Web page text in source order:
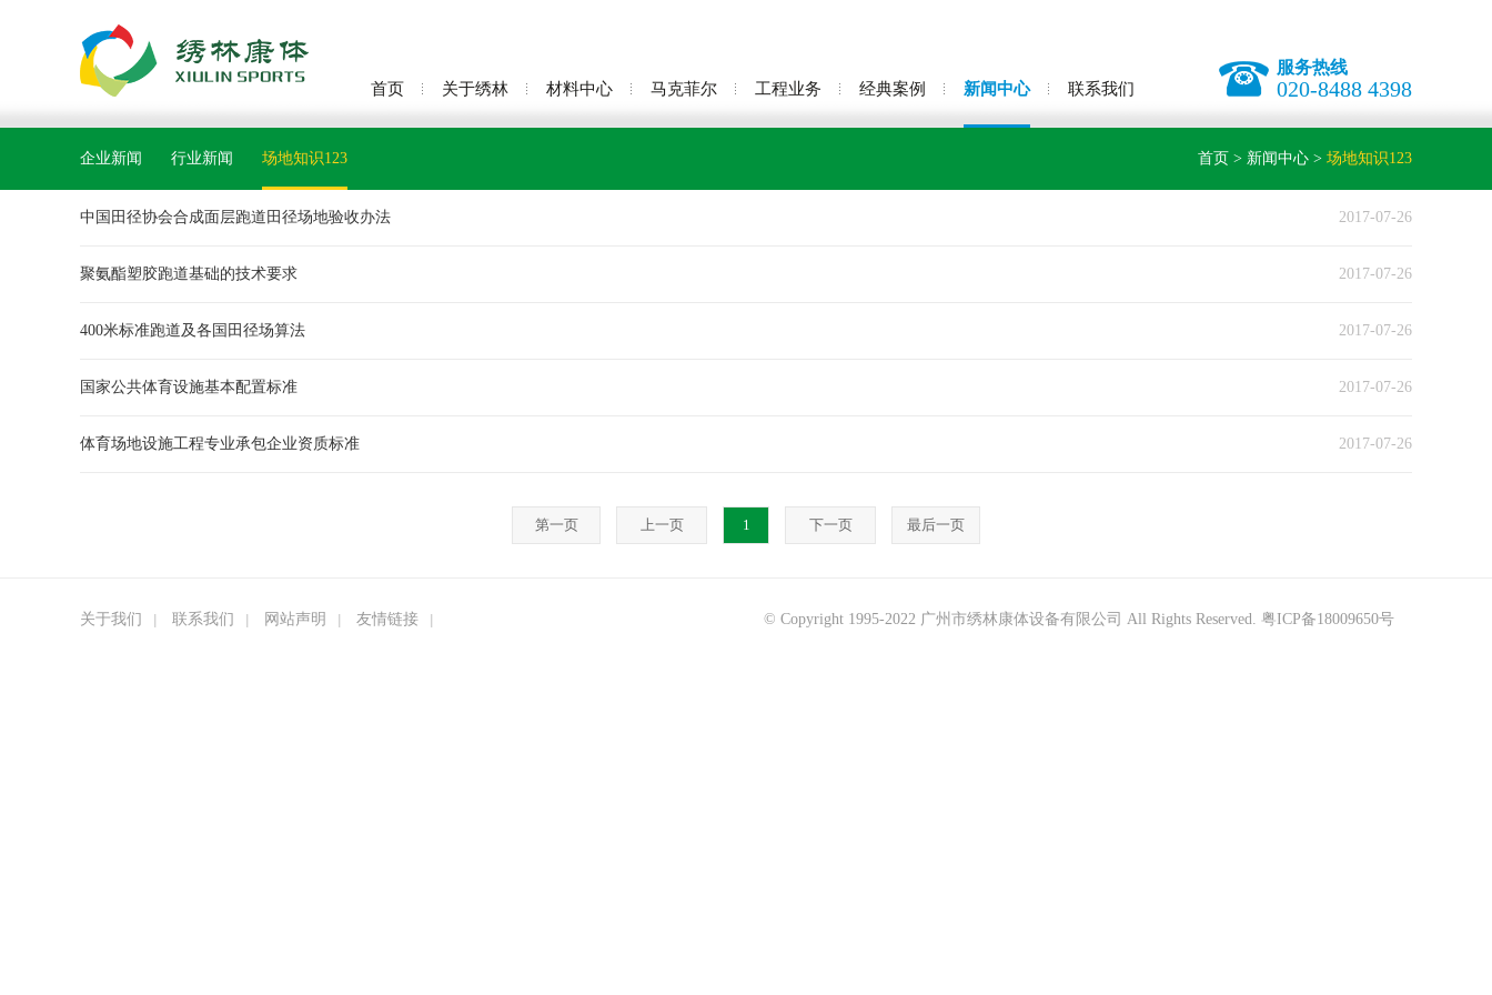
服务热线
020-8488 4398
首页 关于绣林 材料中心 马克菲尔 工程业务 经典案例 新闻中心 联系我们
首页 > 新闻中心 > 场地知识123
企业新闻 行业新闻 场地知识123
2017-07-26
中国田径协会合成面层跑道田径场地验收办法
2017-07-26
聚氨酯塑胶跑道基础的技术要求
2017-07-26
400米标准跑道及各国田径场算法
2017-07-26
国家公共体育设施基本配置标准
2017-07-26
体育场地设施工程专业承包企业资质标准
第一页 上一页 1 下一页 最后一页
关于我们 联系我们 网站声明 友情链接 © Copyright 1995-2022 广州市绣林康体设备有限公司 All Rights Reserved. 粤ICP备18009650号